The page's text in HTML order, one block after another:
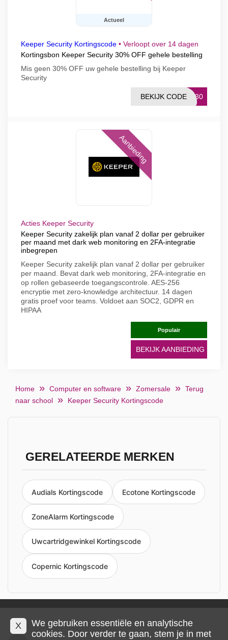
Actueel
Keeper Security Kortingscode • Verloopt over 14 dagen
Kortingsbon Keeper Security 30% OFF gehele bestelling
Mis geen 30% OFF uw gehele bestelling bij Keeper
Security
EY30
BEKIJK CODE
Aanbieding
Acties Keeper Security
Keeper Security zakelijk plan vanaf 2 dollar per gebruiker
per maand met dark web monitoring en 2FA-integratie
inbegrepen
Keeper Security zakelijk plan vanaf 2 dollar per gebruiker
per maand. Bevat dark web monitoring, 2FA-integratie en
op rollen gebaseerde toegangscontrole. AES-256
encryptie met zero-knowledge architectuur. 14 dagen
gratis proef voor teams. Voldoet aan SOC2, GDPR en
HIPAA
Populair
BEKIJK AANBIEDING
Home Computer en software Zomersale
Terug
naar school
Keeper Security Kortingscode
GERELATEERDE MERKEN
Audials Kortingscode Ecotone Kortingscode
ZoneAlarm Kortingscode
Uwcartridgewinkel Kortingscode
Copernic Kortingscode
Privacy en cookies Impressum Algemene voorwaarden
X
We gebruiken essentiële en analytische
cookies. Door verder te gaan, stem je in met